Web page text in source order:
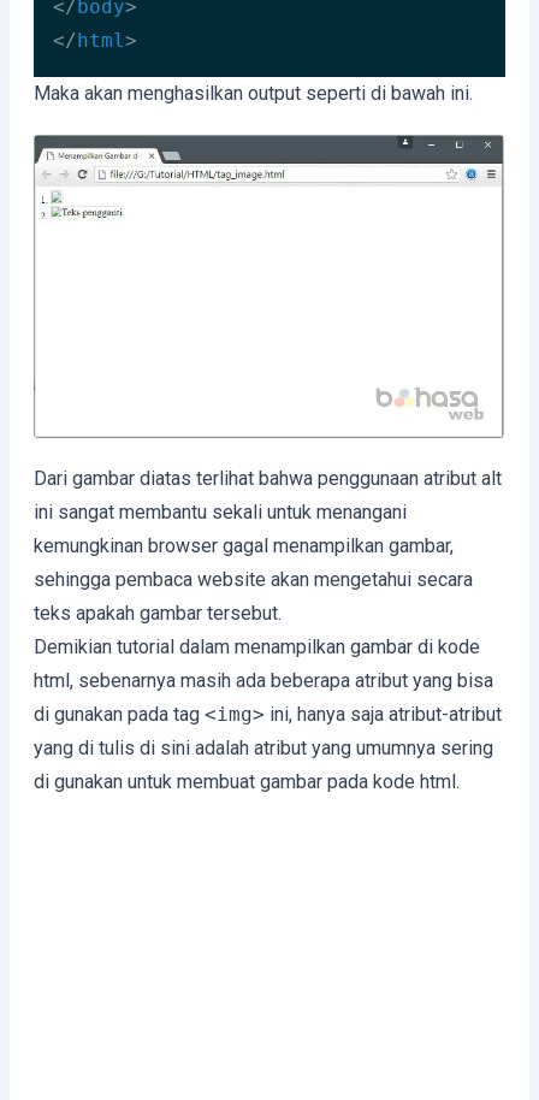
</ body>
</html>
Code language: HTML, XML (xml)
Maka akan menghasilkan output seperti di bawah ini.
Dari gambar diatas terlihat bahwa penggunaan atribut alt
ini sangat membantu sekali untuk menangani
kemungkinan browser gagal menampilkan gambar,
sehingga pembaca website akan mengetahui secara
teks apakah gambar tersebut.
Demikian tutorial dalam menampilkan gambar di kode
html, sebenarnya masih ada beberapa atribut yang bisa
di gunakan pada tag <img> ini, hanya saja atribut-atribut
yang di tulis di sini adalah atribut yang umumnya sering
di gunakan untuk membuat gambar pada kode html.